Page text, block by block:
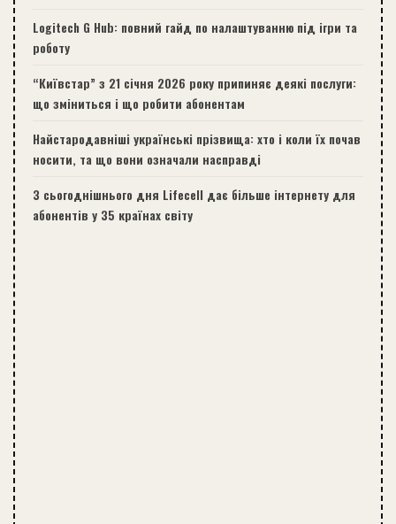
Logitech G Hub: повний гайд по налаштуванню під ігри та
роботу
“Київстар” з 21 січня 2026 року припиняє деякі послуги:
що зміниться і що робити абонентам
Найстародавніші українські прізвища: хто і коли їх почав
носити, та що вони означали насправді
З сьогоднішнього дня Lifecell дає більше інтернету для
абонентів у 35 країнах світу